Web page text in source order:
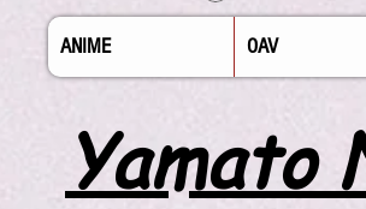
ANIME OAV
Yamato